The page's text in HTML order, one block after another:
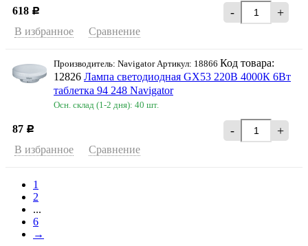
618 Р - +
В избранное Сравнение
Производитель: Navigator Артикул: 18866 Код товара:
12826 Лампа светодиодная GX53 220В 4000К 6Вт
таблетка 94 248 Navigator
Осн. склад (1-2 дня): 40 шт.
87 Р - +
В избранное Сравнение
1
2
...
6
→